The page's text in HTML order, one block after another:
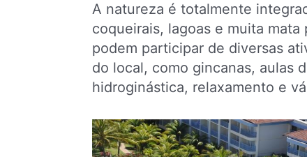
A natureza é totalmente
coqueirais, lagoas e muita
podem participar de diversas
do local, como gincanas, aulas
hidroginástica, relaxamento e